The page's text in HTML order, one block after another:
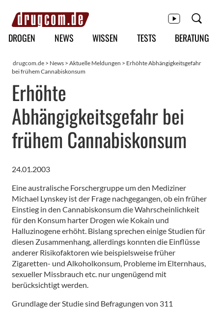
Hauptmenü
DROGEN NEWS WISSEN TESTS BERATUNG
drugcom.de > News > Aktuelle Meldungen > Erhöhte Abhängigkeitsgefahr
bei frühem Cannabiskonsum
Erhöhte
Abhängigkeitsgefahr bei
frühem Cannabiskonsum
24.01.2003
Eine australische Forschergruppe um den Mediziner
Michael Lynskey ist der Frage nachgegangen, ob ein früher
Einstieg in den Cannabiskonsum die Wahrscheinlichkeit
für den Konsum harter Drogen wie Kokain und
Halluzinogene erhöht. Bislang sprechen einige Studien für
diesen Zusammenhang, allerdings konnten die Einflüsse
anderer Risikofaktoren wie beispielsweise früher
Zigaretten- und Alkoholkonsum, Probleme im Elternhaus,
sexueller Missbrauch etc. nur ungenügend mit
berücksichtigt werden.
Grundlage der Studie sind Befragungen von 311